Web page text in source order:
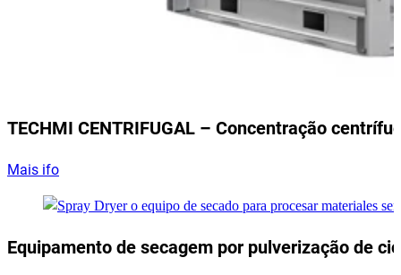
TECHMI CENTRIFUGAL – Concentração
Mais ifo
Equipamento de secagem por pulverização de